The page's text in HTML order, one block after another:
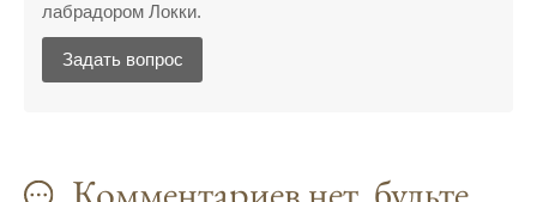
неделю обещает хорошие результаты.
С приложением для Android, я всегда могу
лабрадором Локки.
Задать вопрос